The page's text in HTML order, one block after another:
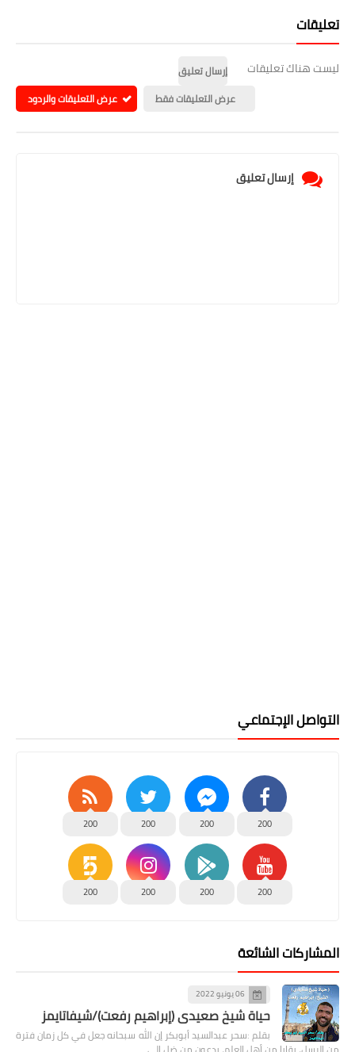
تعليقات
ليست هناك تعليقات
إرسال تعليق
عرض التعليقات فقط
عرض التعليقات والردود
إرسال تعليق
التواصل الإجتماعي
200
200
200
200
200
200
200
200
المشاركات الشائعة
06 يونيو 2022
حياة شيخ صعيدى (إبراهيم رفعت)/شيفاتايمز
بقلم :سحر عبدالسيد أبوبكر إن الله سبحانه جعل في كل زمان فترة